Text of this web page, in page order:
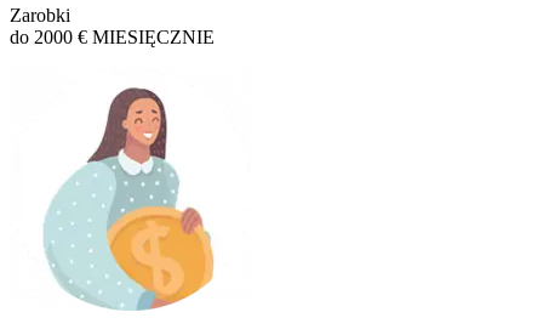
Zarobki
do 2000 € MIESIĘCZNIE